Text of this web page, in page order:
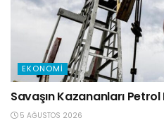
EKONOMI
Savaşın Kazananları
5 AĞUSTOS 2026